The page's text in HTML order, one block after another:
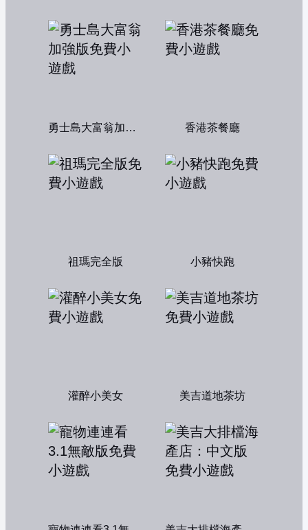
勇士島大富翁加強版 香港茶餐廳
祖瑪完全版 小豬快跑
灌醉小美女 美吉道地茶坊